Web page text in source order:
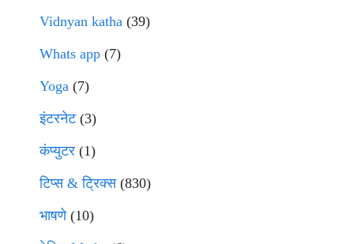
Vidnyan katha (39)
Whats app (7)
Yoga (7)
इंटरनेट(3)
कंप्युटर (1)
टिप्स & ट्रिक्स(830)
भाषणे(10)